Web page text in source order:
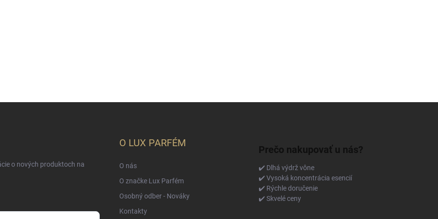
o nových produktoch na
O LUX PARFÉM
O nás
O značke Lux Parfém
Osobný odber - Nováky
Kontakty
Prečo nakupovať u nás?
✔️ Dlhá výdrž vône
✔️ Vysoká koncentrácia esencií
✔️ Rýchle doručenie
✔️ Skvelé ceny